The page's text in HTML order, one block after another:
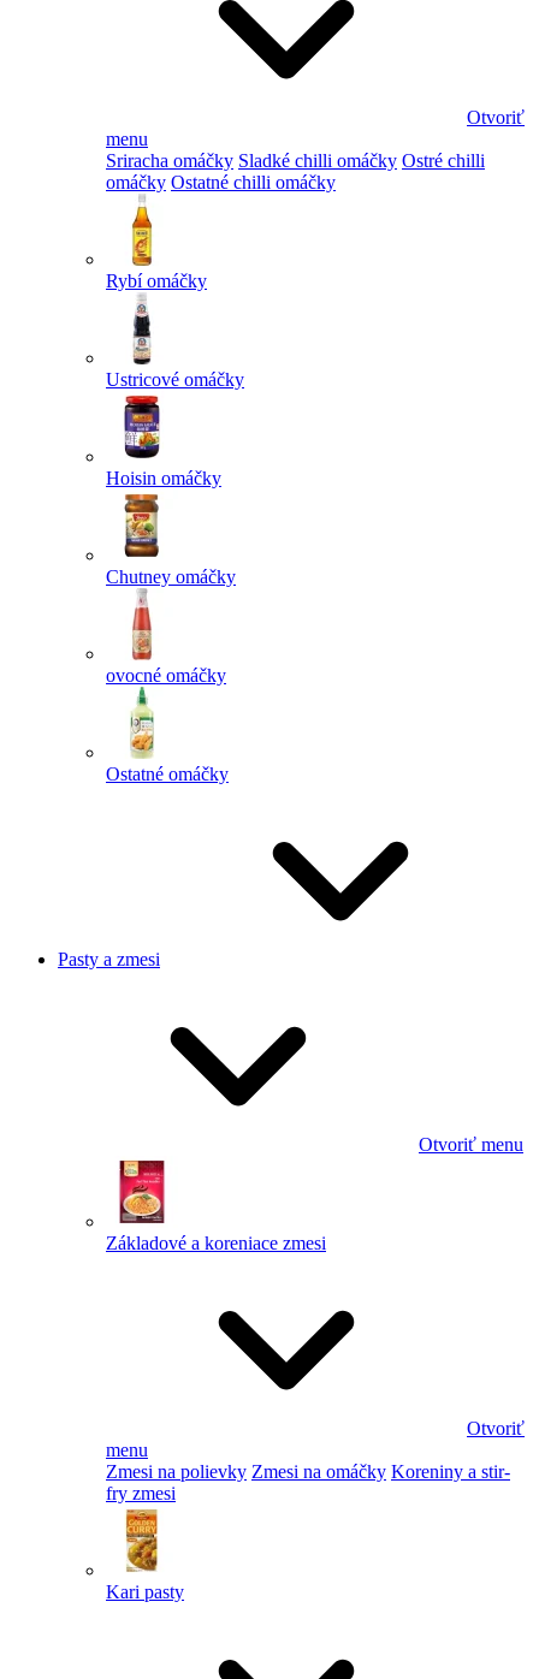
Otvoriť
menu
Sriracha omáčky Sladké chilli omáčky Ostré chilli
omáčky Ostatné chilli omáčky
Rybí omáčky
Ustricové omáčky
Hoisin omáčky
Chutney omáčky
ovocné omáčky
Ostatné omáčky
Pasty a zmesi
Otvoriť menu
Základové a koreniace zmesi
Otvoriť
menu
Zmesi na polievky Zmesi na omáčky Koreniny a stir-
fry zmesi
Kari pasty